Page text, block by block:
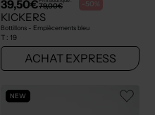
39,50€79,00€ -50%
KICKERS
Bottillons - Empiècements bleu
T : 19
ACHAT EXPRESS
NEW